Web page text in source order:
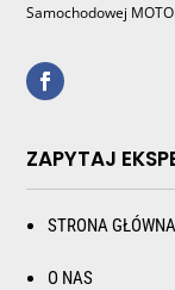
Samochodowej
ZAPYTAJ
STRONA GŁÓWNA
O NAS